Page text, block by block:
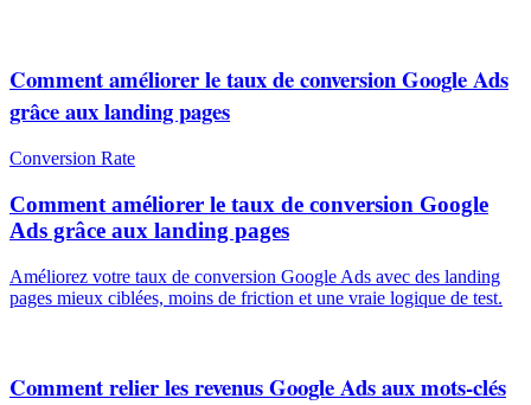
Comment améliorer le taux de conversion Google Ads
grâce aux landing pages
Conversion Rate
Comment améliorer le taux de conversion Google
Ads grâce aux landing pages
Améliorez votre taux de conversion Google Ads avec des landing
pages mieux ciblées, moins de friction et une vraie logique de test.
Comment relier les revenus Google Ads aux mots-clés